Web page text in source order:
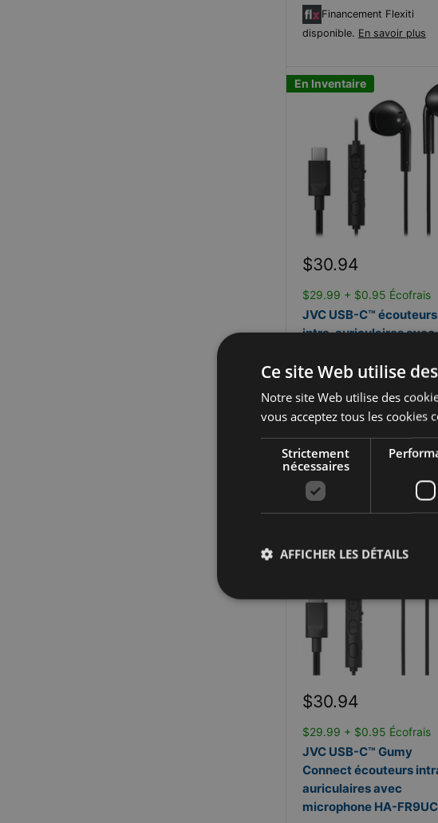
Financement Flexiti
disponible. En savoir plus
En Inventaire
Prix
$30.94
$29.99 + $0.95 Écofrais
JVC USB-C™ écouteurs
intra-auriculaires avec
JVC
En stock
disponible.
En savoir plus
Prix
$30.94
$29.99 + $0.95 Écofrais
JVC USB-C™ Gumy
Connect écouteurs
auriculaires avec
microphone HA-
Ce site Web utilise
Notre site Web utilise des
vous acceptez tous les cookies
Strictement
nécessaires
AFFICHER LES DÉTAILS